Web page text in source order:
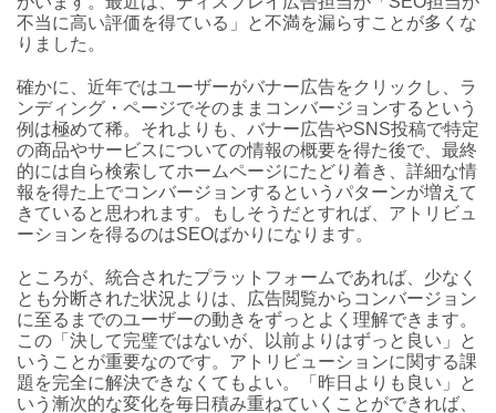
不当に高い評価を得ている」と不満を漏らすことが多くな
りました。
確かに、近年ではユーザーがバナー広告をクリックし、ラ
ンディング・ページでそのままコンバージョンするという
例は極めて稀。それよりも、バナー広告やSNS投稿で特定
の商品やサービスについての情報の概要を得た後で、最終
的には自ら検索してホームページにたどり着き、詳細な情
報を得た上でコンバージョンするというパターンが増えて
きていると思われます。もしそうだとすれば、アトリビュ
ーションを得るのはSEOばかりになります。
ところが、統合されたプラットフォームであれば、少なく
とも分断された状況よりは、広告閲覧からコンバージョン
に至るまでのユーザーの動きをずっとよく理解できます。
この「決して完璧ではないが、以前よりはずっと良い」と
いうことが重要なのです。アトリビューションに関する課
題を完全に解決できなくてもよい。「昨日よりも良い」と
いう漸次的な変化を毎日積み重ねていくことができれば、